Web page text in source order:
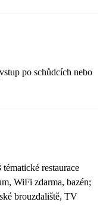
po schůdcích nebo
restaurace
WiFi zdarma, bazén;
brouzdaliště, TV